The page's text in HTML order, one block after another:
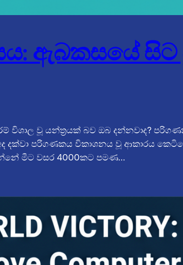
ඇබකසයේ
විශාල වූ යන්ත්‍රයක් බව ඔබ දන්නවාද?
දක්වා පරිගණකය විකාශනය වූ ආකාරය
මීට වසර 4000කට පමණ…